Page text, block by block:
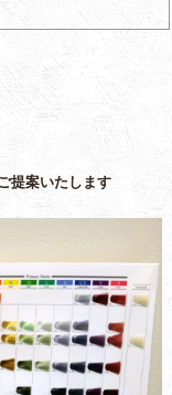
提案いたします